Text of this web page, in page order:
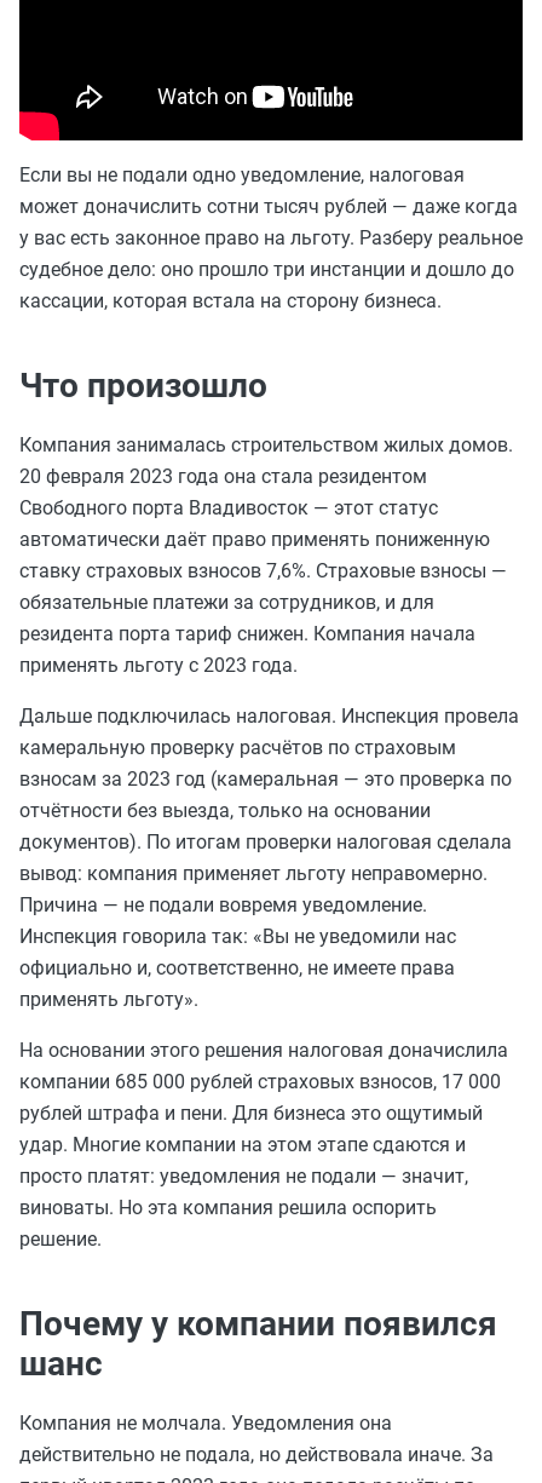
Если вы не подали одно уведомление, налоговая
может доначислить сотни тысяч рублей — даже когда
у вас есть законное право на льготу. Разберу реальное
судебное дело: оно прошло три инстанции и дошло до
кассации, которая встала на сторону бизнеса.
Что произошло
Компания занималась строительством жилых домов.
20 февраля 2023 года она стала резидентом
Свободного порта Владивосток — этот статус
автоматически даёт право применять пониженную
ставку страховых взносов 7,6%. Страховые взносы —
обязательные платежи за сотрудников, и для
резидента порта тариф снижен. Компания начала
применять льготу с 2023 года.
Дальше подключилась налоговая. Инспекция провела
камеральную проверку расчётов по страховым
взносам за 2023 год (камеральная — это проверка по
отчётности без выезда, только на основании
документов). По итогам проверки налоговая сделала
вывод: компания применяет льготу неправомерно.
Причина — не подали вовремя уведомление.
Инспекция говорила так: «Вы не уведомили нас
официально и, соответственно, не имеете права
применять льготу».
На основании этого решения налоговая доначислила
компании 685 000 рублей страховых взносов, 17 000
рублей штрафа и пени. Для бизнеса это ощутимый
удар. Многие компании на этом этапе сдаются и
просто платят: уведомления не подали — значит,
виноваты. Но эта компания решила оспорить
решение.
Почему у компании появился
шанс
Компания не молчала. Уведомления она
действительно не подала, но действовала иначе. За